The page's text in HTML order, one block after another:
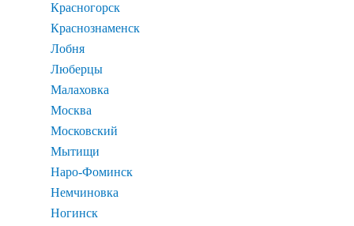
Красногорск
Краснознаменск
Лобня
Люберцы
Малаховка
Москва
Московский
Мытищи
Наро-Фоминск
Немчиновка
Ногинск